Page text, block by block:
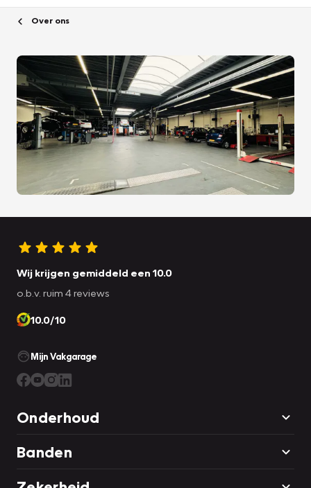
Over ons
Wij krijgen gemiddeld een 10.0
o.b.v. ruim 4 reviews
10.0/10
Mijn Vakgarage
Onderhoud
Banden